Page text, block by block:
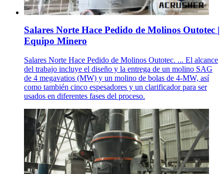
Salares Norte Hace Pedido de Molinos Outotec |
Equipo Minero
Salares Norte Hace Pedido de Molinos Outotec. ... El alcance
del trabajo incluye el diseño y la entrega de un molino SAG
de 4 megavatios (MW) y un molino de bolas de 4-MW, así
como también cinco espesadores y un clarificador para ser
usados en diferentes fases del proceso.